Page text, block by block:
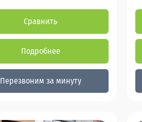
Сравнить
Подробнее
Перезвоним за минуту